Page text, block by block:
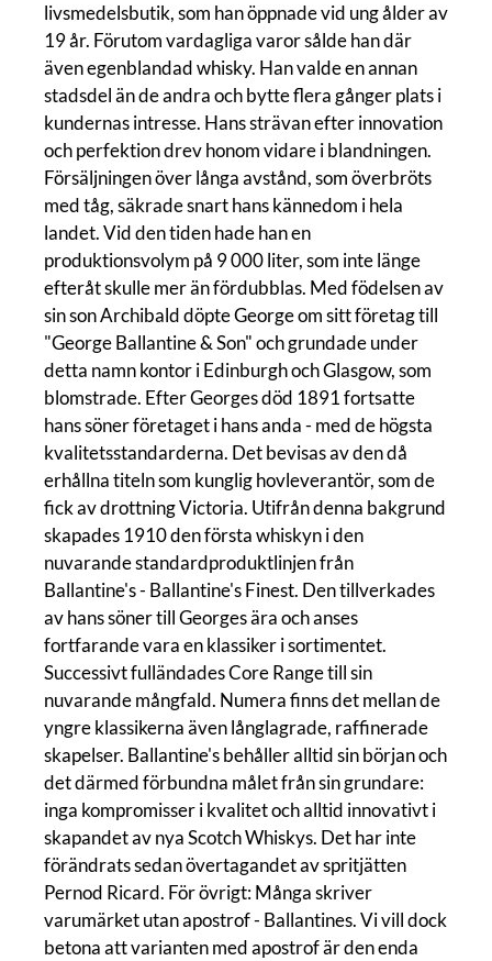
livsmedelsbutik, som han öppnade vid ung ålder av
19 år. Förutom vardagliga varor sålde han där
även egenblandad whisky. Han valde en annan
stadsdel än de andra och bytte flera gånger plats i
kundernas intresse. Hans strävan efter innovation
och perfektion drev honom vidare i blandningen.
Försäljningen över långa avstånd, som överbröts
med tåg, säkrade snart hans kännedom i hela
landet. Vid den tiden hade han en
produktionsvolym på 9 000 liter, som inte länge
efteråt skulle mer än fördubblas. Med födelsen av
sin son Archibald döpte George om sitt företag till
"George Ballantine & Son" och grundade under
detta namn kontor i Edinburgh och Glasgow, som
blomstrade. Efter Georges död 1891 fortsatte
hans söner företaget i hans anda - med de högsta
kvalitetsstandarderna. Det bevisas av den då
erhållna titeln som kunglig hovleverantör, som de
fick av drottning Victoria. Utifrån denna bakgrund
skapades 1910 den första whiskyn i den
nuvarande standardproduktlinjen från
Ballantine's - Ballantine's Finest. Den tillverkades
av hans söner till Georges ära och anses
fortfarande vara en klassiker i sortimentet.
Successivt fulländades Core Range till sin
nuvarande mångfald. Numera finns det mellan de
yngre klassikerna även långlagrade, raffinerade
skapelser. Ballantine's behåller alltid sin början och
det därmed förbundna målet från sin grundare:
inga kompromisser i kvalitet och alltid innovativt i
skapandet av nya Scotch Whiskys. Det har inte
förändrats sedan övertagandet av spritjätten
Pernod Ricard. För övrigt: Många skriver
varumärket utan apostrof - Ballantines. Vi vill dock
betona att varianten med apostrof är den enda